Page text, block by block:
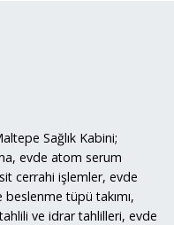
Sağlık Kabini;
evde atom serum
cerrahi işlemler, evde
tüpü takımı,
ve idrar tahlilleri, evde